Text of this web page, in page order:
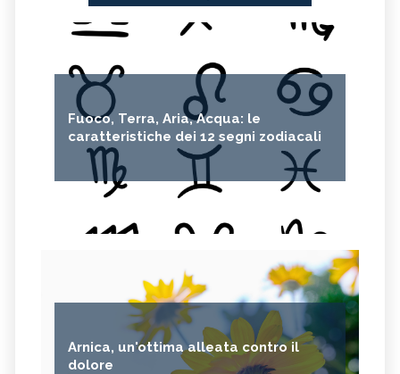
Fuoco, Terra, Aria, Acqua: le
caratteristiche dei 12 segni zodiacali
Arnica, un'ottima alleata contro il
dolore